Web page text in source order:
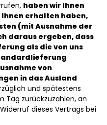
haben wir Ihnen
erhalten haben,
(mit Ausnahme der
daraus ergeben, dass
als die von uns
von
in das Ausland
und spätestens
Tag zurückzuzahlen, an
dieses Vertrags bei